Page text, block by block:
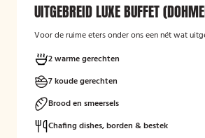
UITGEBREID LUXE BUFFET
Voor de ruime eters onder ons een nét wat
2 warme gerechten
7 koude gerechten
Brood en smeersels
Chafing dishes, borden & bestek